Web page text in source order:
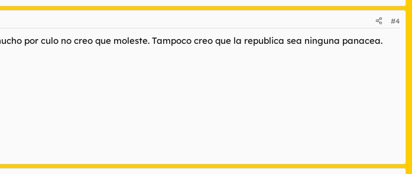
#4
por culo no creo que moleste. Tampoco creo que la republica sea ninguna panacea.